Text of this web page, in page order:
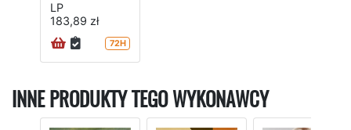
LP
183,89 zł
72H
INNE PRODUKTY TEGO WYKONAWCY